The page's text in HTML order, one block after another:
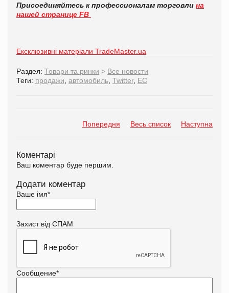
Присоединяйтесь к профессионалам торговли на
нашей странице FB
Ексклюзивні матеріали TradeMaster.ua
Раздел: Товари та ринки > Все новости
Теги: продажи автомобиль Twitter, ЕС
Попередня Весь список Наступна
Коментарі
Ваш коментар буде першим.
Додати коментар
Ваше імя*
Захист від СПАМ
Сообщение*